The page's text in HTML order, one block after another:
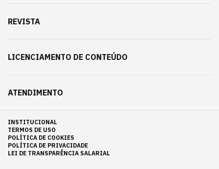
REVISTA
LICENCIAMENTO DE CONTEÚDO
ATENDIMENTO
INSTITUCIONAL
TERMOS DE USO
POLÍTICA DE COOKIES
POLÍTICA DE PRIVACIDADE
LEI DE TRANSPARÊNCIA SALARIAL